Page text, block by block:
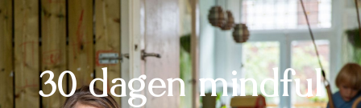
30 dagen mindful